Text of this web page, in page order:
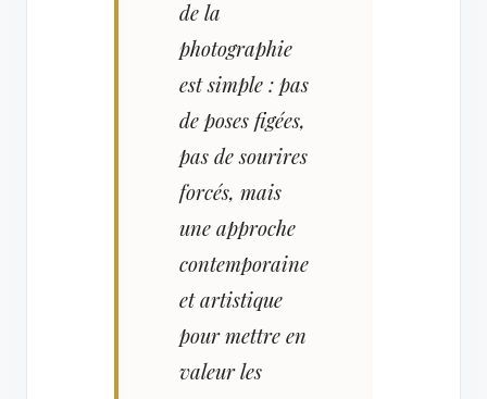
de la
photographie
est simple : pas
de poses figées,
pas de sourires
forcés, mais
une approche
contemporaine
et artistique
pour mettre en
valeur les